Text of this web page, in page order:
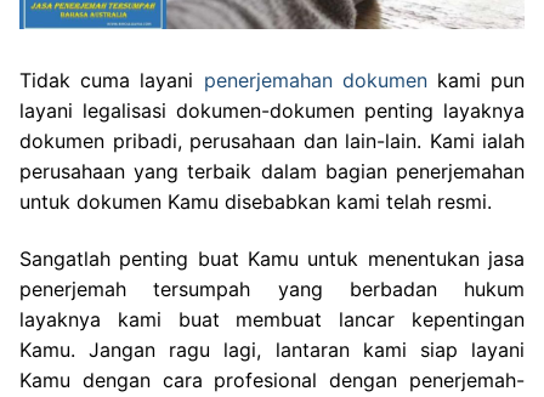
Tidak cuma layani penerjemahan dokumenkami pun
layani legalisasi dokumen-dokumen penting layaknya
dokumen pribadi, perusahaan dan lain-lain. Kami ialah
perusahaan yang terbaik dalam bagian penerjemahan
untuk dokumen Kamu disebabkan kami telah resmi.
Sangatlah penting buat Kamu untuk menentukan jasa
penerjemah tersumpah yang berbadan hukum
layaknya kami buat membuat lancar kepentingan
Kamu. Jangan ragu lagi, lantaran kami siap layani
Kamu dengan cara profesional dengan penerjemah-